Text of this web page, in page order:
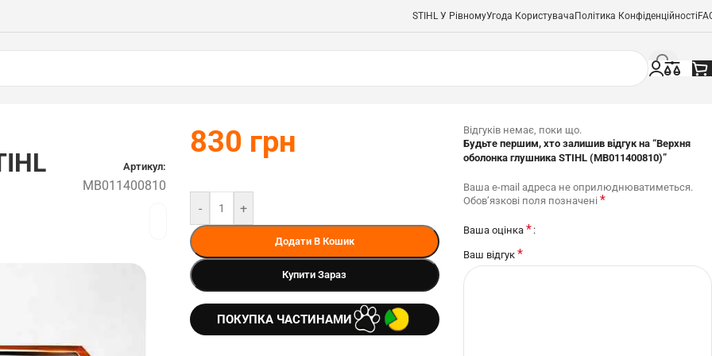
STIHL У РівномуУгода Користувача Політика Конфіденційності
Артикул:
MB011400810
830 грн
- +
Додати В Кошик
Купити Зараз
ПОКУПКА ЧАСТИНАМИ
Відгуків немає, поки що.
Будьте першим, хто залишив відгук на “Верхня
оболонка глушника STIHL (MB011400810)”
Ваша e-mail адреса не оприлюднюватиметься.
Обов’язкові поля позначені *
Ваша оцінка *
Ваш відгук *